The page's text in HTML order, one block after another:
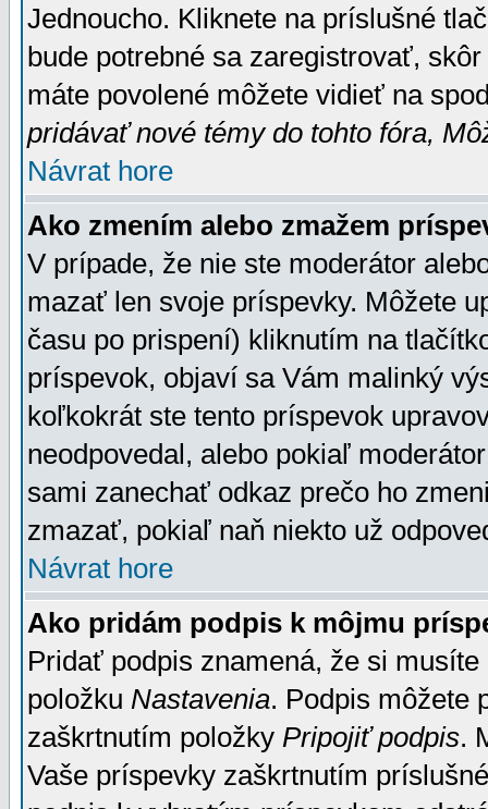
Jednoucho. Kliknete na príslušné
bude potrebné sa zaregistrovať,
máte povolené môžete vidieť na
pridávať nové témy do tohto fóra,
Návrat hore
Ako zmením alebo zmažem
V prípade, že nie ste moderátor
mazať len svoje príspevky. Môžete
času po prispení) kliknutím na
príspevok, objaví sa Vám malinký
koľkokrát ste tento príspevok
neodpovedal, alebo pokiaľ
sami zanechať odkaz prečo ho
zmazať, pokiaľ naň niekto už
Návrat hore
Ako pridám podpis k môjmu
Pridať podpis znamená, že si
položku Nastavenia. Podpis môžete
zaškrtnutím položky Pripojiť podpis.
Vaše príspevky zaškrtnutím